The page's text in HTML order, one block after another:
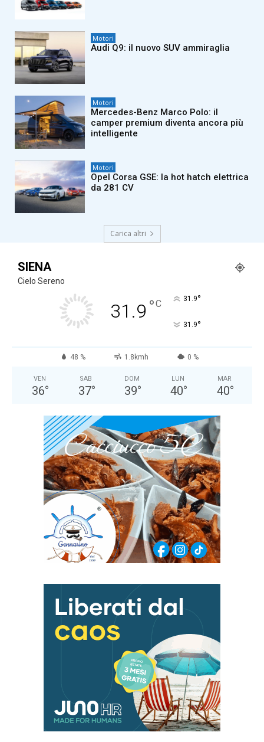
Motori
Audi Q9: il nuovo SUV ammiraglia
Motori
Mercedes-Benz Marco Polo: il
camper premium diventa ancora più
intelligente
Motori
Opel Corsa GSE: la hot hatch elettrica
da 281 CV
Carica altri
SIENA
Cielo Sereno
31.9 °C 31.9°
31.9°
48 % 1.8kmh 0 %
VEN
36°
SAB
37°
DOM
39°
LUN
40°
MAR
40°